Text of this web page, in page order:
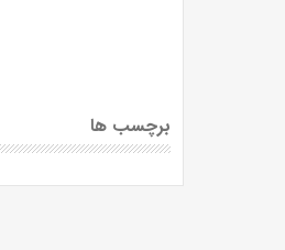
برچسب ها